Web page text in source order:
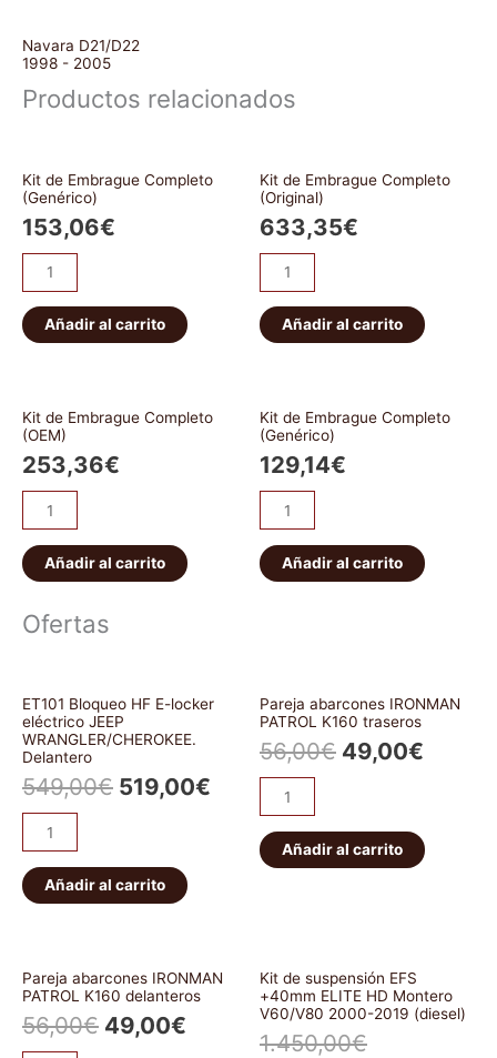
Navara D21/D22
1998 - 2005
Productos relacionados
Kit de Embrague Completo
(Genérico)
153,06€
Añadir al carrito
Kit de Embrague Completo
(Original)
633,35€
Añadir al carrito
Kit de Embrague Completo
(OEM)
253,36€
Añadir al carrito
Kit de Embrague Completo
(Genérico)
129,14€
Añadir al carrito
Ofertas
ET101 Bloqueo HF E-locker
eléctrico JEEP
WRANGLER/CHEROKEE.
Delantero
549,00€ 519,00€
Añadir al carrito
Pareja abarcones IRONMAN
PATROL K160 traseros
56,00€ 49,00€
Añadir al carrito
Pareja abarcones IRONMAN
PATROL K160 delanteros
56,00€ 49,00€
Kit de suspensión EFS
+40mm ELITE HD Montero
V60/V80 2000-2019 (diesel)
1.450,00€